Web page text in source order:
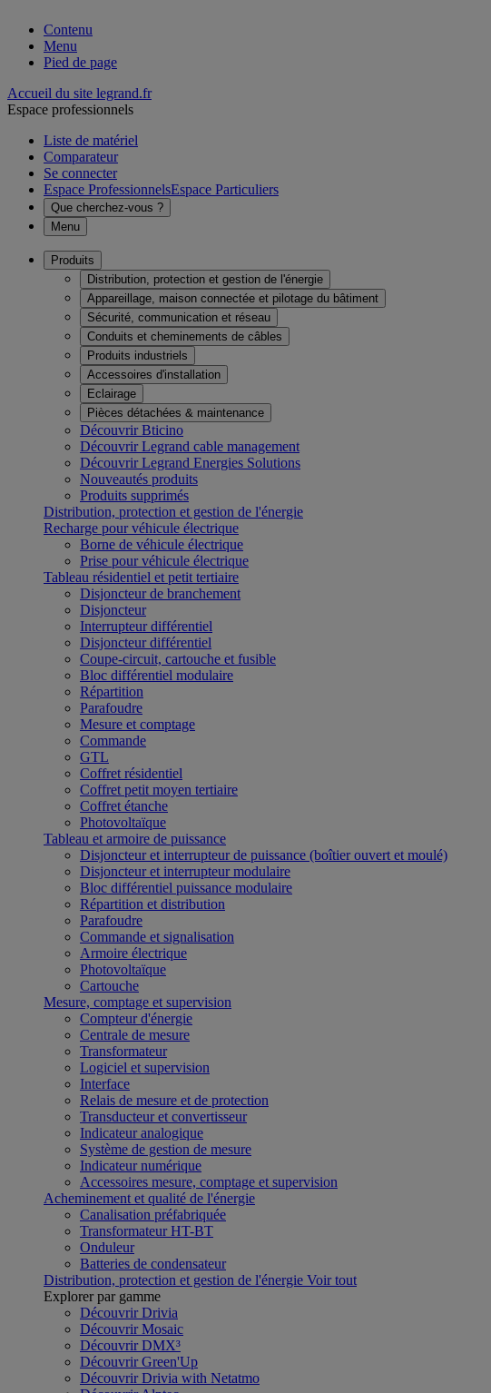
Contenu
Menu
Pied de page
Accueil du site legrand.fr
Espace professionnels
Liste de matériel
Comparateur
Se connecter
Espace ProfessionnelsEspace Particuliers
Que cherchez-vous ?
Menu
Produits
Distribution, protection et gestion de l'énergie
Appareillage, maison connectée et pilotage du bâtiment
Sécurité, communication et réseau
Conduits et cheminements de câbles
Produits industriels
Accessoires d'installation
Eclairage
Pièces détachées & maintenance
Découvrir Bticino
Découvrir Legrand cable management
Découvrir Legrand Energies Solutions
Nouveautés produits
Produits supprimés
Distribution, protection et gestion de l'énergie
Recharge pour véhicule électrique
Borne de véhicule électrique
Prise pour véhicule électrique
Tableau résidentiel et petit tertiaire
Disjoncteur de branchement
Disjoncteur
Interrupteur différentiel
Disjoncteur différentiel
Coupe-circuit, cartouche et fusible
Bloc différentiel modulaire
Répartition
Parafoudre
Mesure et comptage
Commande
GTL
Coffret résidentiel
Coffret petit moyen tertiaire
Coffret étanche
Photovoltaïque
Tableau et armoire de puissance
Disjoncteur et interrupteur de puissance (boîtier ouvert et moulé)
Disjoncteur et interrupteur modulaire
Bloc différentiel puissance modulaire
Répartition et distribution
Parafoudre
Commande et signalisation
Armoire électrique
Photovoltaïque
Cartouche
Mesure, comptage et supervision
Compteur d'énergie
Centrale de mesure
Transformateur
Logiciel et supervision
Interface
Relais de mesure et de protection
Transducteur et convertisseur
Indicateur analogique
Système de gestion de mesure
Indicateur numérique
Accessoires mesure, comptage et supervision
Acheminement et qualité de l'énergie
Canalisation préfabriquée
Transformateur HT-BT
Onduleur
Batteries de condensateur
Distribution, protection et gestion de l'énergie Voir tout
Explorer par gamme
Découvrir Drivia
Découvrir Mosaic
Découvrir DMX³
Découvrir Green'Up
Découvrir Drivia with Netatmo